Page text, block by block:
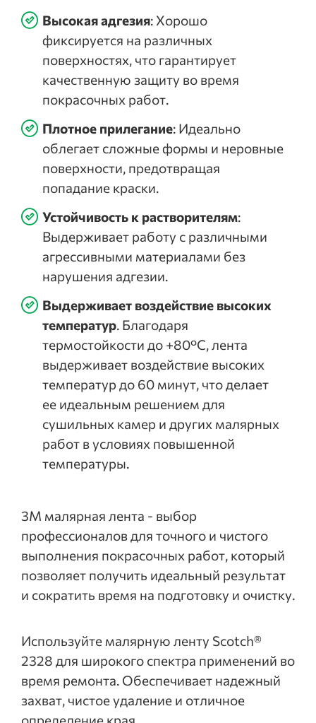
Высокая адгезия: Хорошо
фиксируется на различных
поверхностях, что гарантирует
качественную защиту во время
покрасочных работ.
Плотное прилегание: Идеально
облегает сложные формы и неровные
поверхности, предотвращая
попадание краски.
Устойчивость к растворителям:
Выдерживает работу с различными
агрессивными материалами без
нарушения адгезии.
Выдерживает воздействие высоких
температур. Благодаря
термостойкости до +80°C, лента
выдерживает воздействие высоких
температур до 60 минут, что делает
ее идеальным решением для
сушильных камер и других малярных
работ в условиях повышенной
температуры.
3М малярная лента - выбор
профессионалов для точного и чистого
выполнения покрасочных работ, который
позволяет получить идеальный результат
и сократить время на подготовку и очистку.
Используйте малярную ленту Scotch®
2328 для широкого спектра применений во
время ремонта. Обеспечивает надежный
захват, чистое удаление и отличное